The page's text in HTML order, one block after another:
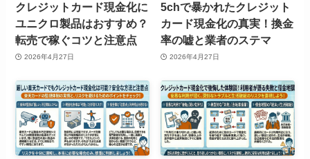
クレジットカード現金化に
ユニクロ製品はおすすめ？
転売で稼ぐコツと注意点
2026年4月27日
5chで暴かれたクレジット
カード現金化の真実！換金
率の嘘と業者のステマ
2026年4月27日